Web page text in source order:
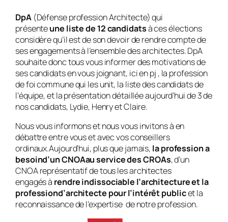
DpA(Défense profession Architecte) qui
présenteune liste de 12 candidatsà ces élections
considère qu’il est de son devoir de rendre compte de
ses engagements à l’ensemble des architectes. DpA
souhaite donc tous vous informer des motivations de
ses candidats en vous joignant, ici en pj , la profession
de foi commune qui les unit, la liste des candidats de
l’équipe, et la présentation détaillée aujourd’hui de 3 de
nos candidats, Lydie, Henry et Claire.
Nous vous informons et nous vous invitons à en
débattre entre vous et avec vos conseillers
ordinaux.Aujourd’hui, plus que jamais, la profession a
besoind’un CNOAau service des CROAs, d’un
CNOA représentatif de tous les architectes
engagés à rendre indissociable l’architecture et la
professiond’architecte pour l’intérêt publicet la
reconnaissance de l’expertise de notre profession.